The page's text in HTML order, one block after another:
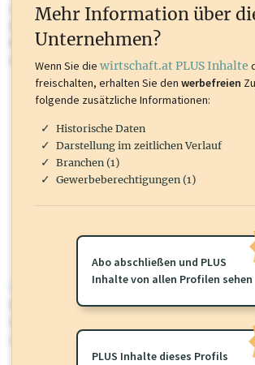
oder loggen Sie sich ein um diese Inhalte zu
Marken, Patente, Rechtstatsachen, OTS-
mehr.
wirtschaft.at PLUS
Für dieses Profil gibt es zusätzlichewirtschaft.at
Sie momentan nicht einsehen können. Schalten
oder loggen Sie sich ein um diese Inhalte zu
Mehr Information über
Unternehmen?
Wenn Sie die wirtschaft.at PLUS Inhalte
freischalten, erhalten Sie den werbefreien
folgende zusätzliche Informationen:
Historische Daten
Darstellung im zeitlichen Verlauf
Branchen (1)
Gewerbeberechtigungen (1)
Abo abschließen und PLUS
Inhalte von allen Profilen sehen
PLUS Inhalte dieses Profils